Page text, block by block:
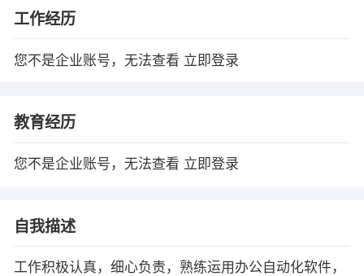
工作经历
您不是企业账号，无法查看 立即登录
教育经历
您不是企业账号，无法查看 立即登录
自我描述
工作积极认真，细心负责，熟练运用办公自动化软件，